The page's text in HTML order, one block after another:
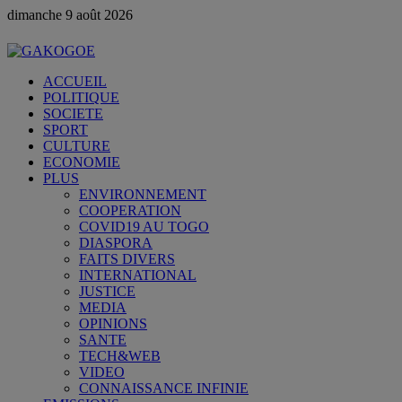
dimanche 9 août 2026
ACCUEIL
POLITIQUE
SOCIETE
SPORT
CULTURE
ECONOMIE
PLUS
ENVIRONNEMENT
COOPERATION
COVID19 AU TOGO
DIASPORA
FAITS DIVERS
INTERNATIONAL
JUSTICE
MEDIA
OPINIONS
SANTE
TECH&WEB
VIDEO
CONNAISSANCE INFINIE